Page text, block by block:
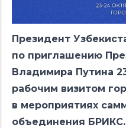
Президент
по приглашению
Владимира Путина
рабочим визитом
в мероприятиях
объединения БРИКС.